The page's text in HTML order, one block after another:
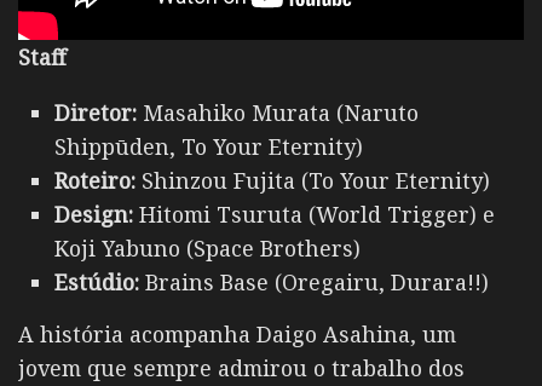
Staff
Diretor: Masahiko Murata (Naruto
Shippūden, To Your Eternity)
Roteiro: Shinzou Fujita (To Your Eternity)
Design: Hitomi Tsuruta (World Trigger) e
Koji Yabuno (Space Brothers)
Estúdio: Brains Base (Oregairu, Durara!!)
A história acompanha Daigo Asahina, um
jovem que sempre admirou o trabalho dos